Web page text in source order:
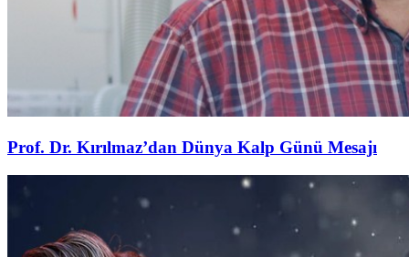
Prof. Dr. Kırılmaz’dan Dünya Kalp Günü Mesajı